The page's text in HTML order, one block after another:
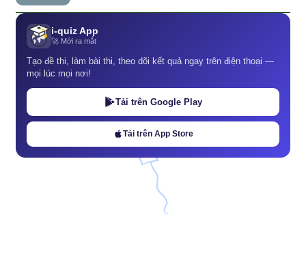
i-quiz App
🚀 Mới ra mắt
Tạo đề thi, làm bài thi, theo dõi kết quả ngay trên điện thoại —
mọi lúc mọi nơi!
Tải trên Google Play
Tải trên App Store